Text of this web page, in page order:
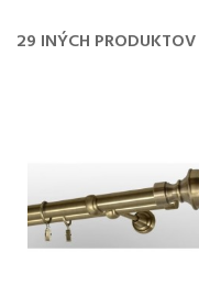
29 INÝCH